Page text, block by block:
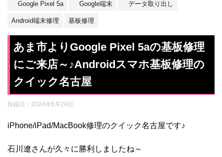
Google Pixel 5a Google端末 データ取り出し
Android端末修理 基板修理
あま市よりGoogle Pixel 5aの基板修理
にご来店～♪Androidスマホ基板修理の
クイック名古屋
投稿日： 2024年6月24日
iPhone/iPad/MacBook修理のクイック名古屋です♪
石川遼さんが久々に勝利しましたね～